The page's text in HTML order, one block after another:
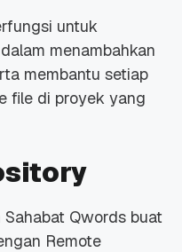
untuk
menambahkan
membantu setiap
file di proyek yang
Qwords buat
Remote